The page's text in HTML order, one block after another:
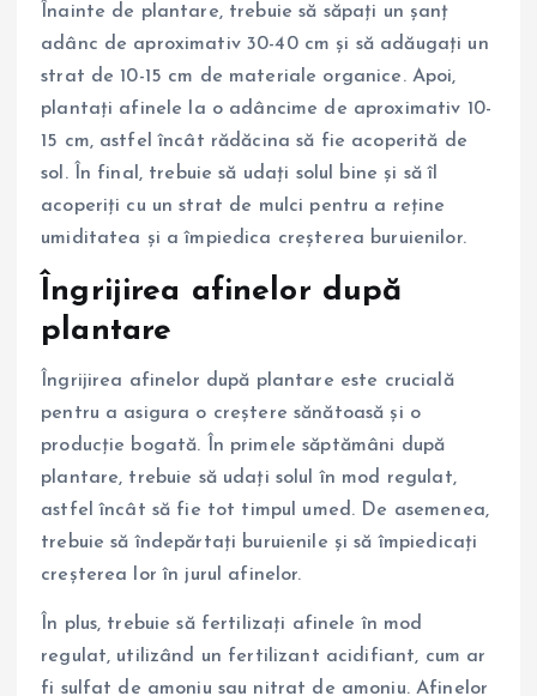
Înainte de plantare, trebuie să săpați un șanț
adânc de aproximativ 30-40 cm și să adăugați un
strat de 10-15 cm de materiale organice. Apoi,
plantați afinele la o adâncime de aproximativ 10-
15 cm, astfel încât rădăcina să fie acoperită de
sol. În final, trebuie să udați solul bine și să îl
acoperiți cu un strat de mulci pentru a reține
umiditatea și a împiedica creșterea buruienilor.
Îngrijirea afinelor după
plantare
Îngrijirea afinelor după plantare este crucială
pentru a asigura o creștere sănătoasă și o
producție bogată. În primele săptămâni după
plantare, trebuie să udați solul în mod regulat,
astfel încât să fie tot timpul umed. De asemenea,
trebuie să îndepărtați buruienile și să împiedicați
creșterea lor în jurul afinelor.
În plus, trebuie să fertilizați afinele în mod
regulat, utilizând un fertilizant acidifiant, cum ar
fi sulfat de amoniu sau nitrat de amoniu. Afinelor